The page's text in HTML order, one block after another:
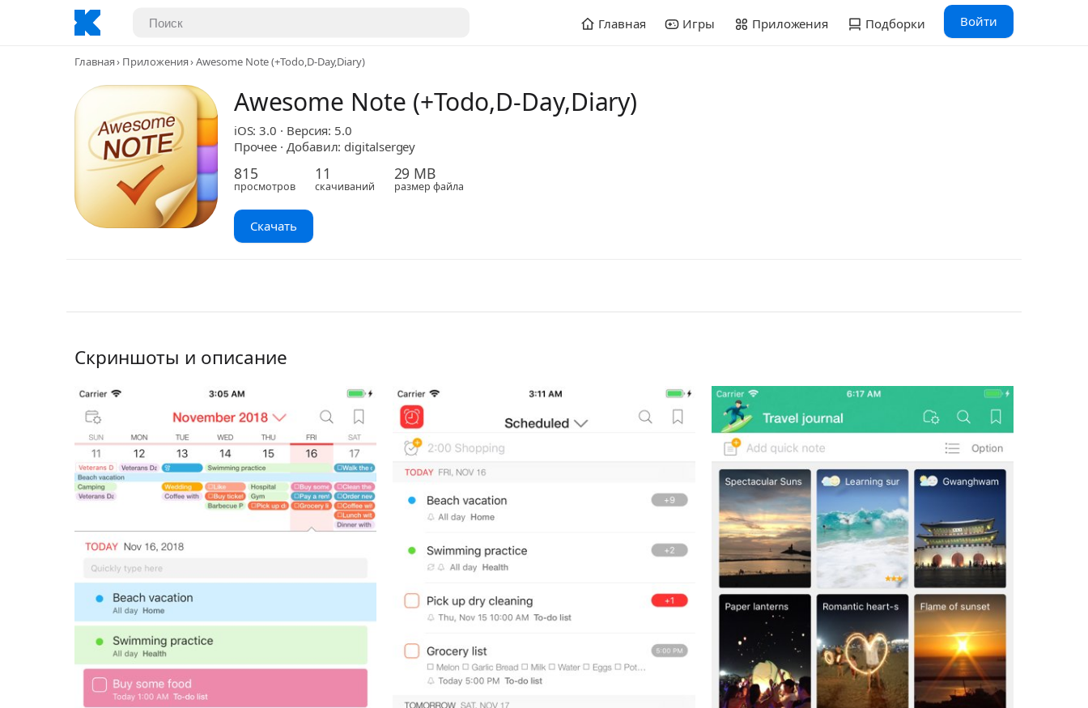
Главная Игры Приложения Подборки Войти
Главная Приложения Awesome Note (+Todo,D-Day,Diary)
Awesome Note (+Todo,D-Day,Diary)
iOS: 3.0 · Версия: 5.0
Прочее · Добавил: digitalsergey
815
просмотров
11
скачиваний
29 MB
размер файла
Скачать
Скриншоты и описание